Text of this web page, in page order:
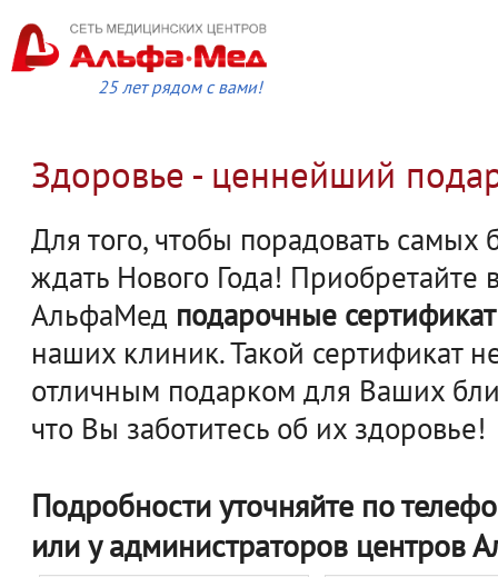
25 лет рядом с вами!
Здоровье - ценнейший
Для того, чтобы порадовать самых
ждать Нового Года! Приобретайте
АльфаМед подарочные
наших клиник. Такой сертификат
отличным подарком для Ваших
что Вы заботитесь об их здоровье!
Подробности уточняйте по
или у администраторов центров